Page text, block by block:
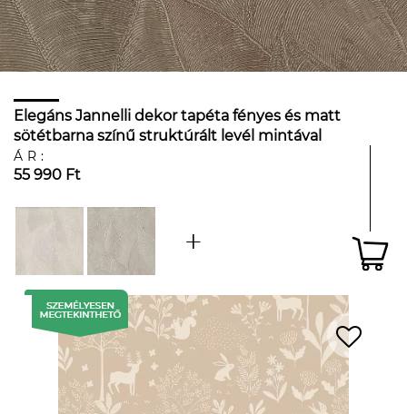
Elegáns Jannelli dekor tapéta fényes és matt
sötétbarna színű struktúrált levél mintával
ÁR:
55 990 Ft